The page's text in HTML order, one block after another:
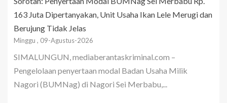
163 Juta Dipertanyakan, Unit Usaha Ikan Lele Merugi dan
Berujung Tidak Jelas
Minggu , 09-Agustus-2026
SIMALUNGUN, mediaberantaskriminal.com –
Pengelolaan penyertaan modal Badan Usaha Milik
Nagori (BUMNag) di Nagori Sei Merbabu,...